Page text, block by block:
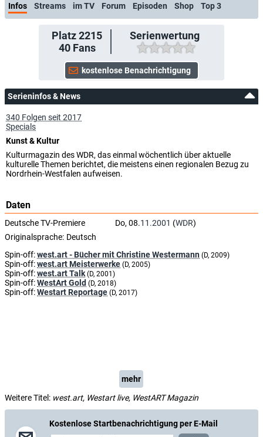
Infos Streams im TV Forum Episoden Shop Top 3
Platz 2215
40Fans
Serienwertung
Serieninfos & News
340 Folgen seit 2017
Specials
Kunst & Kultur
Kulturmagazin des WDR, das einmal wöchentlich über aktuelle
kulturelle Themen berichtet, die meistens einen regionalen Bezug zu
Nordrhein-Westfalen aufweisen.
Daten
Deutsche TV-Premiere Do, 08.11.2001 (WDR)
Originalsprache: Deutsch
Spin-off:west.art - Bücher mit Christine Westermann (D, 2009)
Spin-off:west.art Meisterwerke (D, 2005)
Spin-off:west.art Talk (D, 2001)
Spin-off:WestArt Gold (D, 2018)
Spin-off:Westart Reportage (D, 2017)
mehr
Weitere Titel: west.art, Westart live, WestART Magazin
Kostenlose Startbenachrichtigung per E-Mail